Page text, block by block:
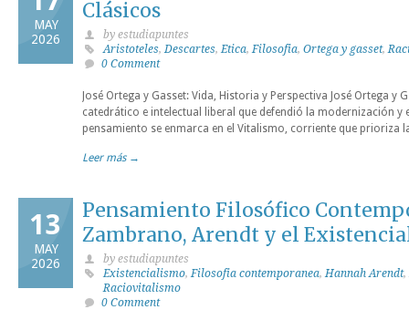
MAY
2026
Clásicos
by estudiapuntes
Aristoteles,Descartes,Etica,Filosofia, Ortega y gasset,
0 Comment
José Ortega y Gasset: Vida, Historia y Perspectiva José Ortega y
catedrático e intelectual liberal que defendió la modernización y
pensamiento se enmarca en el Vitalismo, corriente que prioriza
Leer más →
13
MAY
2026
Pensamiento Filosófico
Zambrano, Arendt y el
by estudiapuntes
Existencialismo,Filosofia contemporanea,Hannah Arendt,
Raciovitalismo
0 Comment